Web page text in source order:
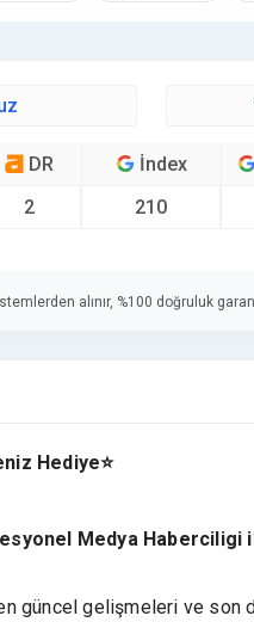
DR
2
İndex
210
alınır, %100 doğruluk
Hediye⭐
Medya Haberciligi
güncel gelişmeleri ve son